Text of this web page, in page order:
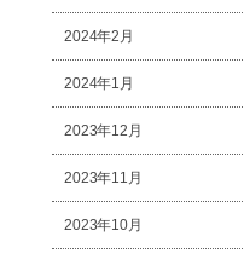
2024年2月
2024年1月
2023年12月
2023年11月
2023年10月